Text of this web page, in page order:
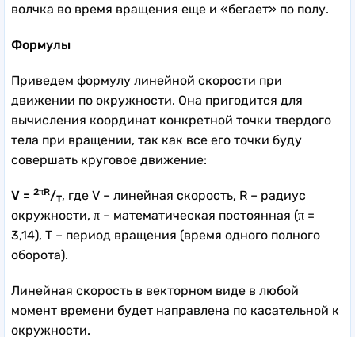
волчка во время вращения еще и «бегает» по полу.
Формулы
Приведем формулу линейной скорости при
движении по окружности. Она пригодится для
вычисления координат конкретной точки твердого
тела при вращении, так как все его точки буду
совершать круговое движение:
V = 2πR/T, где V – линейная скорость, R – радиус
окружности, π – математическая постоянная (π =
3,14), T – период вращения (время одного полного
оборота).
Линейная скорость в векторном виде в любой
момент времени будет направлена по касательной к
окружности.